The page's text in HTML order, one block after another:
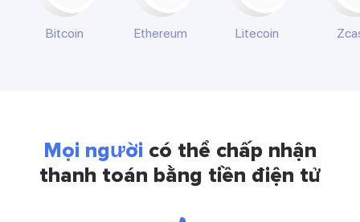
Bitcoin Ethereum Litecoin
Mọi người có thể chấp nhận
thanh toán bằng tiền điện tử